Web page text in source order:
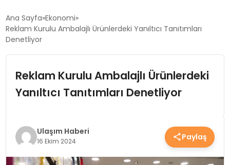
SIYASET
EKONOMI
TEKNOLOJI
Ana Sayfa Ekonomi
Reklam Kurulu Ambalajlı Ürünlerdeki Yanıltıcı Tanıtımları
Denetliyor
Reklam Kurulu Ambalajlı Ürünlerdeki
Yanıltıcı Tanıtımları Denetliyor
Ulaşım Haberi
16 Ekim 2024 Paylaş